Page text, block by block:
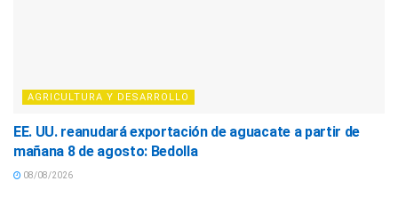
AGRICULTURA Y DESARROLLO
EE. UU. reanudará exportación de aguacate a partir de
mañana 8 de agosto: Bedolla
08/08/2026